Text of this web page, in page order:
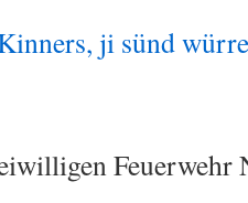
ji sünd
Feuerwehr